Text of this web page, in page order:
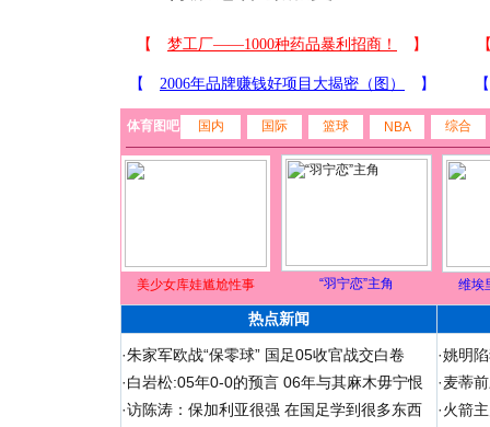
体育图吧 国内 国际 篮球 NBA 综合
美少女库娃尴尬性事 “羽宁恋”主角 维埃
热点新闻
·朱家军欧战“保零球” 国足05收官战交白卷
·白岩松:05年0-0的预言 06年与其麻木毋宁恨
·访陈涛：保加利亚很强 在国足学到很多东西
·姚明
·麦蒂
·火箭